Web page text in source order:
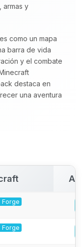
armas y
como un mapa
barra de vida
y el combate
destaca en
una aventura
Forge
Forge